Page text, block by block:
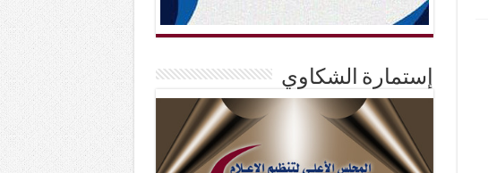
إستمارة الشكاوي